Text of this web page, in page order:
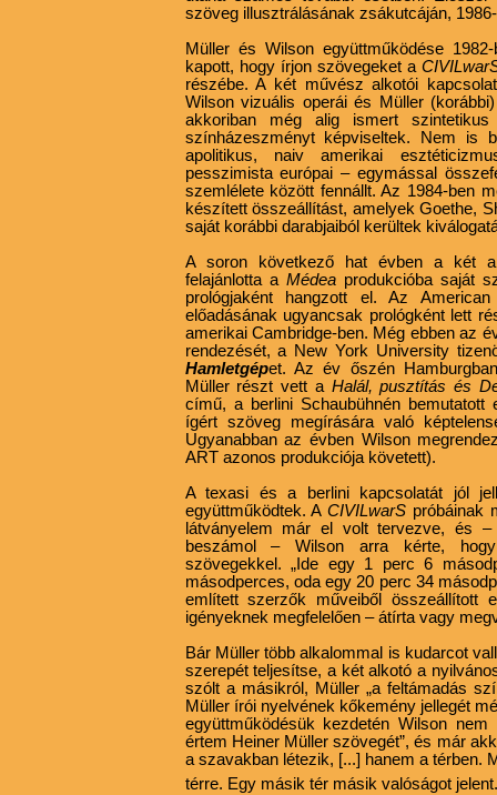
szöveg illusztrálásának zsákutcáján,
Müller és Wilson együttműködése
kapott, hogy írjon szövegeket a
részébe. A két művész alkotói
Wilson vizuális operái és Müller
akkoriban még alig ismert
színházeszményt képviseltek. Nem is
apolitikus, naiv amerikai
pesszimista európai – egymással
szemlélete között fennállt. Az 1984-ben
készített összeállítást, amelyek Goethe,
saját korábbi darabjaiból kerültek
A soron következő hat évben a két
felajánlotta a Médea produkcióba saját
prológjaként hangzott el. Az
előadásának ugyancsak prológként lett
amerikai Cambridge-ben. Még ebben az
rendezését, a New York University
Hamletgépet. Az év őszén
Müller részt vett a Halál, pusztítás és
című, a berlini Schaubühnén bemutatott
ígért szöveg megírására való
Ugyanabban az évben Wilson
ART azonos produkciója követett).
A texasi és a berlini kapcsolatát jól
együttműködtek. ACIVILwarS próbáinak
látványelem már el volt tervezve, és
beszámol – Wilson arra kérte,
szövegekkel. „Ide egy 1 perc 6
másodperces, oda egy 20 perc 34
említett szerzők műveiből
igényeknek megfelelően – átírta vagy
Bár Müller több alkalommal is kudarcot
szerepét teljesítse, a két alkotó a
szólt a másikról, Müller „a feltámadás
Müller írói nyelvének kőkemény jellegét
együttműködésük kezdetén Wilson
értem Heiner Müller szövegét”, és már
a szavakban létezik, [...] hanem a térben.
térre. Egy másik tér másik valóságot